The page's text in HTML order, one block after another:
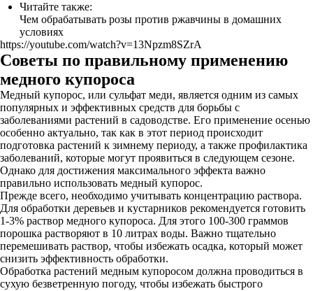
Читайте также:
Чем обрабатывать розы против ржавчины в домашних
условиях
https://youtube.com/watch?v=13Npzm8SZrA
Советы по правильному применению
медного купороса
Медный купорос, или сульфат меди, является одним из самых
популярных и эффективных средств для борьбы с
заболеваниями растений в садоводстве. Его применение осенью
особенно актуально, так как в этот период происходит
подготовка растений к зимнему периоду, а также профилактика
заболеваний, которые могут проявиться в следующем сезоне.
Однако для достижения максимального эффекта важно
правильно использовать медный купорос.
Прежде всего, необходимо учитывать концентрацию раствора.
Для обработки деревьев и кустарников рекомендуется готовить
1-3% раствор медного купороса. Для этого 100-300 граммов
порошка растворяют в 10 литрах воды. Важно тщательно
перемешивать раствор, чтобы избежать осадка, который может
снизить эффективность обработки.
Обработка растений медным купоросом должна проводиться в
сухую безветренную погоду, чтобы избежать быстрого